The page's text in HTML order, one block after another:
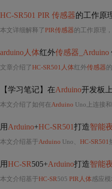
HC-SR501 PIR 传感器的工作原
本文详细解释了PIR传感器的工作原理
arduino人体红外传感器_Arduino
文章介绍了HC-SR501人体红外传感器
【学习笔记】在Arduino开发板
本文介绍了如何在Arduino Uno上连接
用 Arduino+HC-SR501打造智能
本文介绍基于Arduino Uno、 HC-SR501
用HC-SR505+Arduino打造智能
本文介绍基于HC-SR505 PIR人体感应